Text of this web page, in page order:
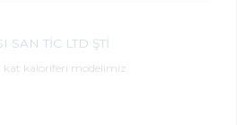
SAN TİC LTD ŞTİ
kat kaloriferi modelimiz